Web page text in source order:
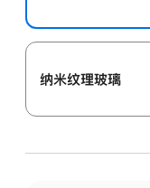
纳米纹理玻璃